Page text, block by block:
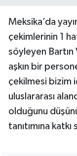
Meksika’da
çekimlerinin 1
söyleyen
aşkın bir
çekilmesi bizim
uluslararası
olduğunu
tanıtımına